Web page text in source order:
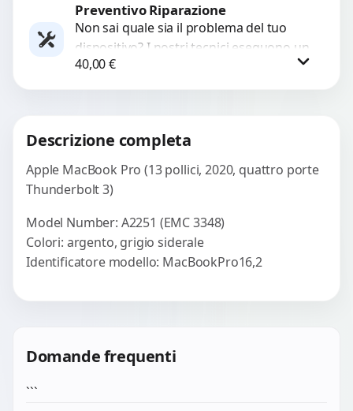
Richiedi Preventivo
WhatsApp
Preventivo Riparazione
Non sai quale sia il problema del tuo
dispositivo? I nostri tecnici eseguono un
check-up completo con strumenti
avanzati per...
40,00€
Descrizione completa
Apple MacBook Pro (13 pollici, 2020, quattro porte
Thunderbolt 3)
Model Number: A2251 (EMC 3348)
Colori: argento, grigio siderale
Identificatore modello: MacBookPro16,2
Domande frequenti
```